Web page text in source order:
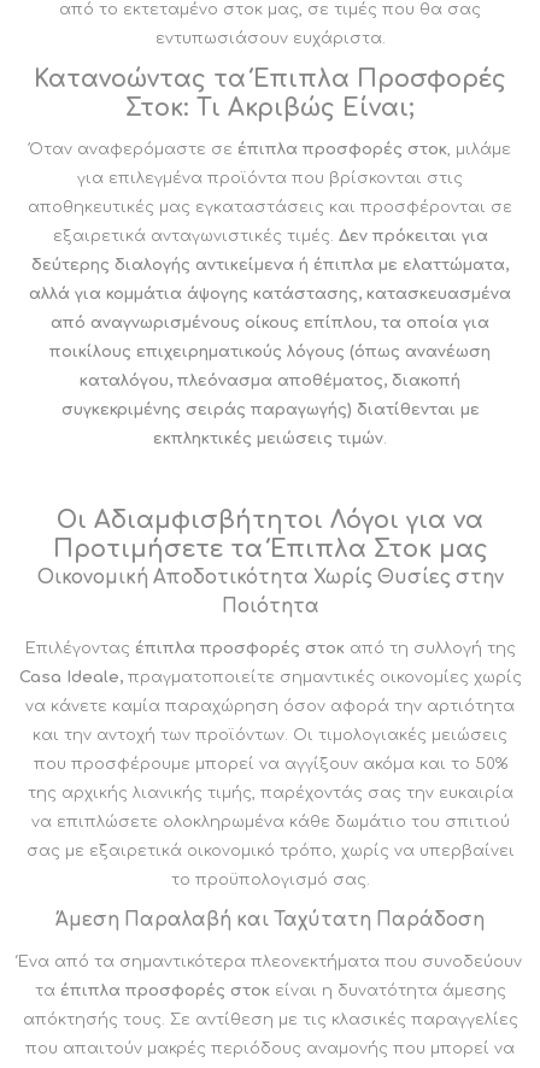
από το εκτεταμένο στοκ μας, σε τιμές που θα σας
εντυπωσιάσουν ευχάριστα.
Κατανοώντας τα Έπιπλα Προσφορές
Στοκ: Τι Ακριβώς Είναι;
Όταν αναφερόμαστε σε έπιπλα προσφορές στοκ, μιλάμε
για επιλεγμένα προϊόντα που βρίσκονται στις
αποθηκευτικές μας εγκαταστάσεις και προσφέρονται σε
εξαιρετικά ανταγωνιστικές τιμές. Δεν πρόκειται για
δεύτερης διαλογής αντικείμενα ή έπιπλα με ελαττώματα,
αλλά για κομμάτια άψογης κατάστασης, κατασκευασμένα
από αναγνωρισμένους οίκους επίπλου, τα οποία για
ποικίλους επιχειρηματικούς λόγους (όπως ανανέωση
καταλόγου, πλεόνασμα αποθέματος, διακοπή
συγκεκριμένης σειράς παραγωγής) διατίθενται με
εκπληκτικές μειώσεις τιμών.
Οι Αδιαμφισβήτητοι Λόγοι για να
Προτιμήσετε τα Έπιπλα Στοκ μας
Οικονομική Αποδοτικότητα Χωρίς Θυσίες στην
Ποιότητα
Επιλέγοντας έπιπλα προσφορές στοκ από τη συλλογή της
Casa Ideale, πραγματοποιείτε σημαντικές οικονομίες χωρίς
να κάνετε καμία παραχώρηση όσον αφορά την αρτιότητα
και την αντοχή των προϊόντων. Οι τιμολογιακές μειώσεις
που προσφέρουμε μπορεί να αγγίξουν ακόμα και το 50%
της αρχικής λιανικής τιμής, παρέχοντάς σας την ευκαιρία
να επιπλώσετε ολοκληρωμένα κάθε δωμάτιο του σπιτιού
σας με εξαιρετικά οικονομικό τρόπο, χωρίς να υπερβαίνει
το προϋπολογισμό σας.
Άμεση Παραλαβή και Ταχύτατη Παράδοση
Ένα από τα σημαντικότερα πλεονεκτήματα που συνοδεύουν
τα έπιπλα προσφορές στοκ είναι η δυνατότητα άμεσης
απόκτησής τους. Σε αντίθεση με τις κλασικές παραγγελίες
που απαιτούν μακρές περιόδους αναμονής που μπορεί να